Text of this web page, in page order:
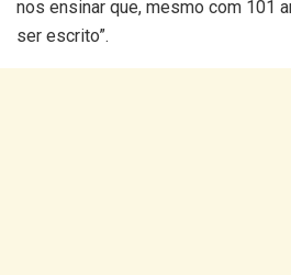
nos ensinar que, mesmo com 101
ser escrito”.